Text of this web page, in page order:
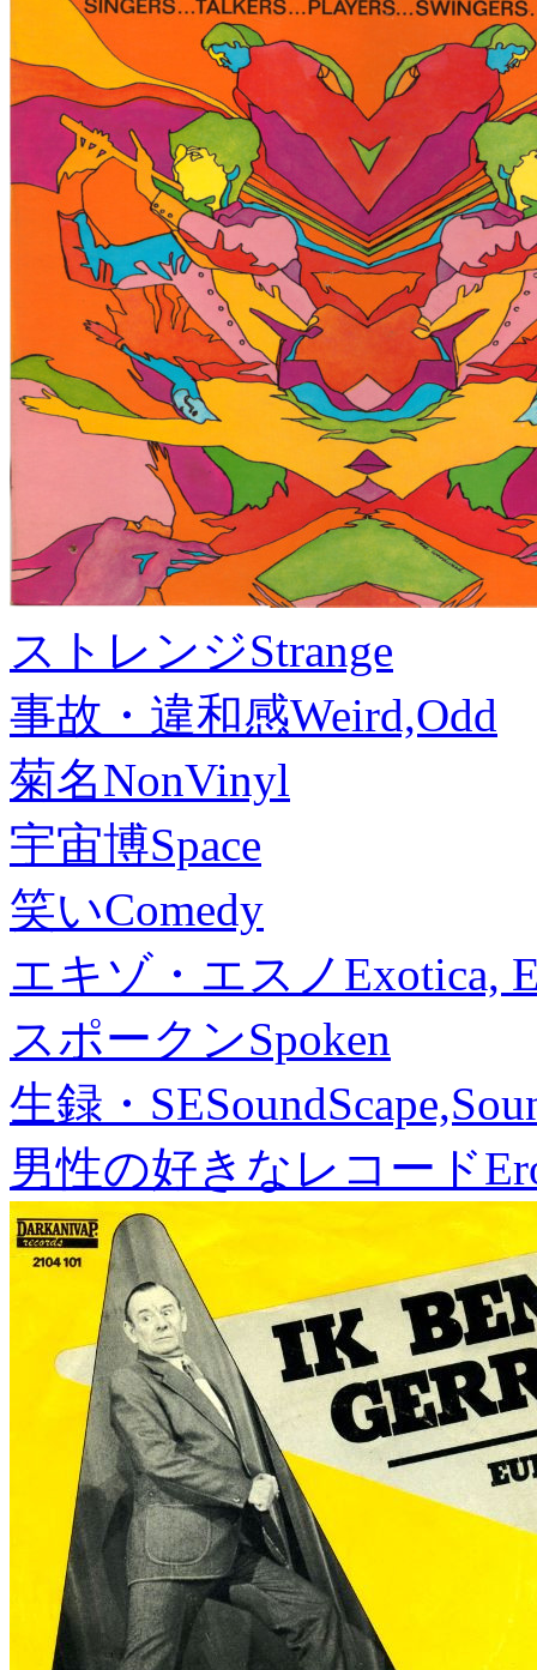
ストレンジStrange
事故・違和感Weird,Odd
菊名NonVinyl
宇宙博Space
笑いComedy
エキゾ・エスノ Exotica,
スポークンSpoken
生録・SE
男性の好きなレコード